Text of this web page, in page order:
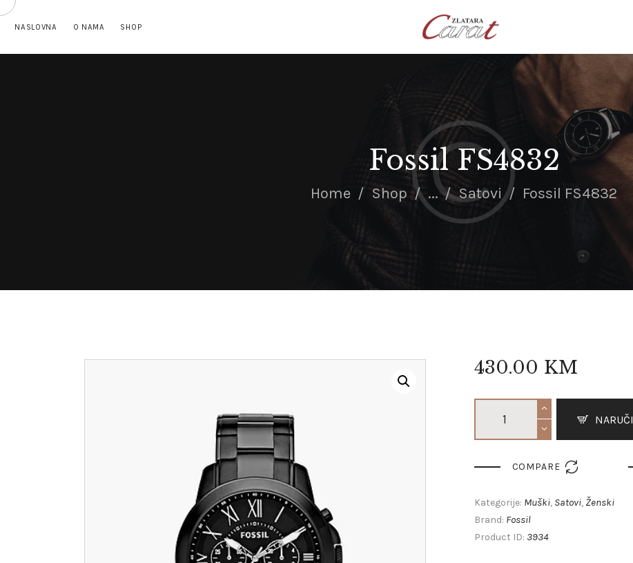
NASLOVNA O NAMA SHOP
Fossil FS4832
Home Shop ... Satovi Fossil FS4832
NASLOVNA
O NAMA
SATOVI
SREBRNI NAKIT
ZLATNI NAKIT
430.00 KM
NARUČI
COMPARE 
Kategorije: Muški, Satovi, Ženski
Brand: Fossil
Product ID: 3934